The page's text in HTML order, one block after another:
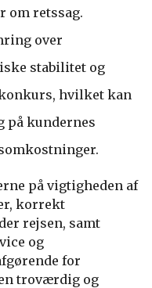
om retssag.
over
stabilitet og
hvilket kan
på kundernes
på vigtigheden af
korrekt
rejsen, samt
og
for
troværdig og